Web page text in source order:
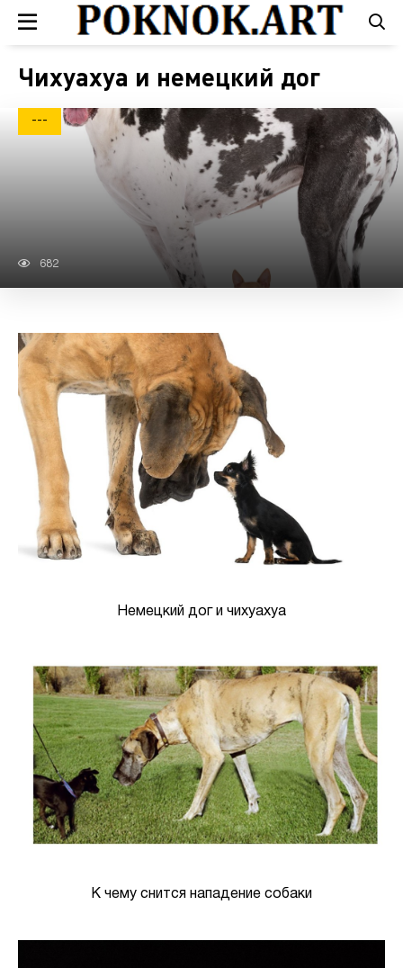
Чихуахуа и немецкий дог
---
682
Немецкий дог и чихуахуа
К чему снится нападение собаки